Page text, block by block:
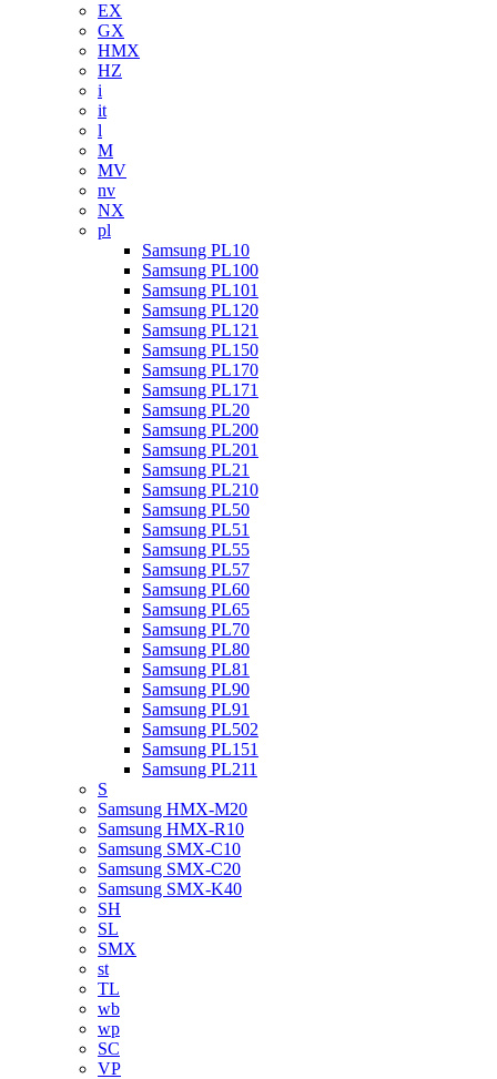
EX
GX
HMX
HZ
i
it
l
M
MV
nv
NX
pl
Samsung PL10
Samsung PL100
Samsung PL101
Samsung PL120
Samsung PL121
Samsung PL150
Samsung PL170
Samsung PL171
Samsung PL20
Samsung PL200
Samsung PL201
Samsung PL21
Samsung PL210
Samsung PL50
Samsung PL51
Samsung PL55
Samsung PL57
Samsung PL60
Samsung PL65
Samsung PL70
Samsung PL80
Samsung PL81
Samsung PL90
Samsung PL91
Samsung PL502
Samsung PL151
Samsung PL211
S
Samsung HMX-M20
Samsung HMX-R10
Samsung SMX-C10
Samsung SMX-C20
Samsung SMX-K40
SH
SL
SMX
st
TL
wb
wp
SC
VP